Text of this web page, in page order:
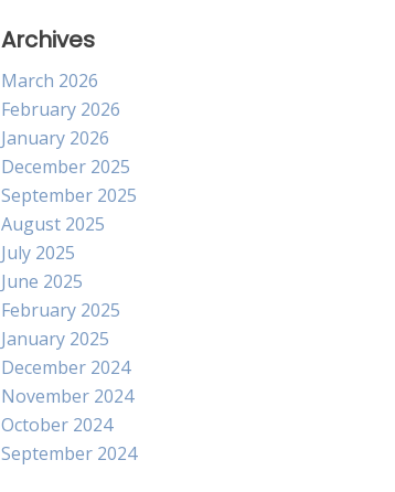
Archives
March 2026
February 2026
January 2026
December 2025
September 2025
August 2025
July 2025
June 2025
February 2025
January 2025
December 2024
November 2024
October 2024
September 2024